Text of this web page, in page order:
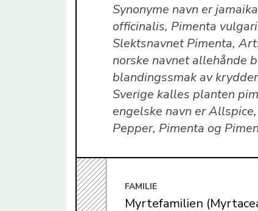
Synonyme navn er
officinalis, Pimenta
Slektsnavnet Pimenta,
norske navnet allehånde
blandingssmak av
Sverige kalles planten
engelske navn er
Pepper, Pimenta og
FAMILIE
Myrtefamilien